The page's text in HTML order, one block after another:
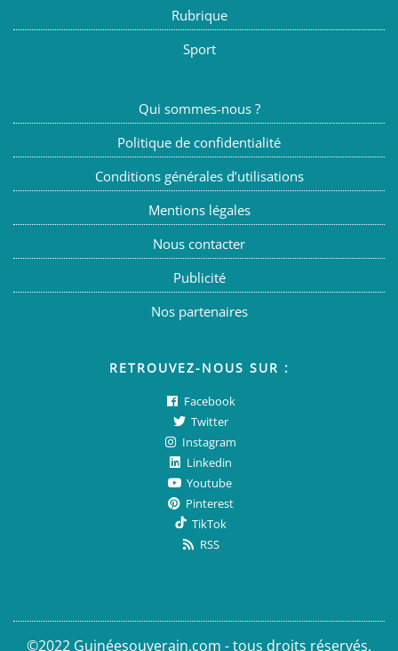
Rubrique
Sport
Qui sommes-nous ?
Politique de confidentialité
Conditions générales d’utilisations
Mentions légales
Nous contacter
Publicité
Nos partenaires
RETROUVEZ-NOUS SUR :
Facebook
Twitter
Instagram
Linkedin
Youtube
Pinterest
TikTok
RSS
©2022 Guinéesouverain.com - tous droits réservés.